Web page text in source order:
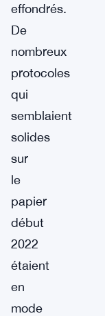
effondrés.
De
nombreux
protocoles
qui
semblaient
solides
sur
le
papier
début
2022
étaient
en
mode